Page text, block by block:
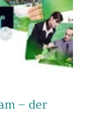
– der